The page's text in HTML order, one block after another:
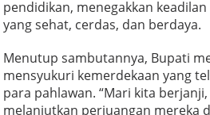
pendidikan, menegakkan
yang sehat, cerdas, dan berdaya.
Menutup sambutannya, Bupati
mensyukuri kemerdekaan yang
para pahlawan. “Mari kita
melanjutkan perjuangan mereka